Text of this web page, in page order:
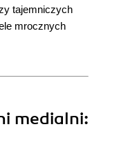
tajemniczych
mrocznych
medialni: